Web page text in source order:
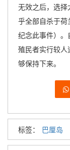
无效之后，选
乎全部自杀于
纪念此事件）
殖民者实行较
够保持下来。
标签： 巴厘岛